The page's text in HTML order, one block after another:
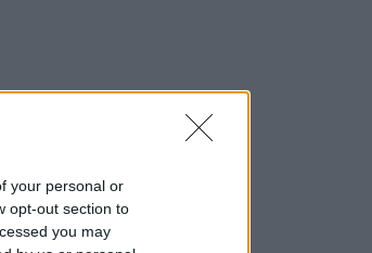
your personal or
opt-out section to
you may